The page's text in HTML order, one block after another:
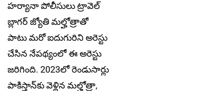
హర్యానా పోలీసులు ట్రావెల్
బ్లాగర్ జ్యోతి మల్హోత్రాతో
పాటు మరో ఐదుగురిని అరెస్టు
చేసిన నేపథ్యంలో ఈ అరెస్టు
జరిగింది. 2023లో రెండుసార్లు
పాకిస్తాన్‌కు వెళ్లిన మల్హోత్రా,